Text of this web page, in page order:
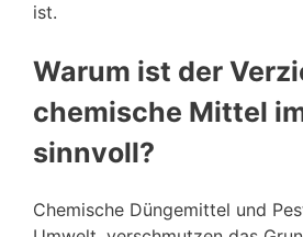
ist.
Warum ist der
chemische Mittel
sinnvoll?
Chemische Düngemittel und